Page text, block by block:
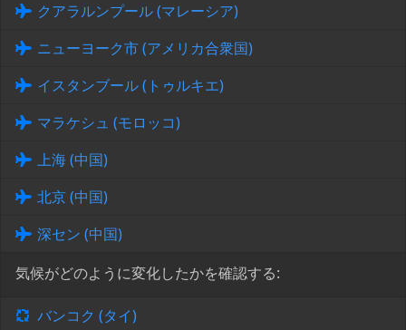
クアラルンプール (マレーシア)
ニューヨーク市 (アメリカ合衆国)
イスタンブール (トゥルキエ)
マラケシュ (モロッコ)
上海 (中国)
北京 (中国)
深セン (中国)
気候がどのように変化したかを確認する:
バンコク (タイ)